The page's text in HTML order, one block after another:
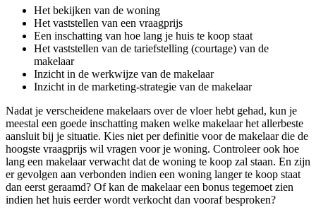
Het bekijken van de woning
Het vaststellen van een vraagprijs
Een inschatting van hoe lang je huis te koop staat
Het vaststellen van de tariefstelling (courtage) van de
makelaar
Inzicht in de werkwijze van de makelaar
Inzicht in de marketing-strategie van de makelaar
Nadat je verscheidene makelaars over de vloer hebt gehad, kun je
meestal een goede inschatting maken welke makelaar het allerbeste
aansluit bij je situatie. Kies niet per definitie voor de makelaar die de
hoogste vraagprijs wil vragen voor je woning. Controleer ook hoe
lang een makelaar verwacht dat de woning te koop zal staan. En zijn
er gevolgen aan verbonden indien een woning langer te koop staat
dan eerst geraamd? Of kan de makelaar een bonus tegemoet zien
indien het huis eerder wordt verkocht dan vooraf besproken?